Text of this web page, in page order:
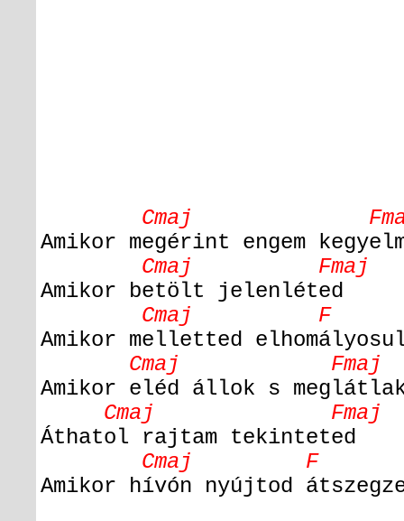
Cmaj
Amikor megérint engem
Cmaj Fmaj
Amikor betölt jelenléted
Cmaj F
Amikor melletted
Cmaj Fmaj
Amikor eléd állok s
Cmaj Fmaj
Áthatol rajtam tekinteted
Cmaj F Bb,
Amikor hívón nyújtod